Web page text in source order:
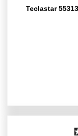
Teclastar